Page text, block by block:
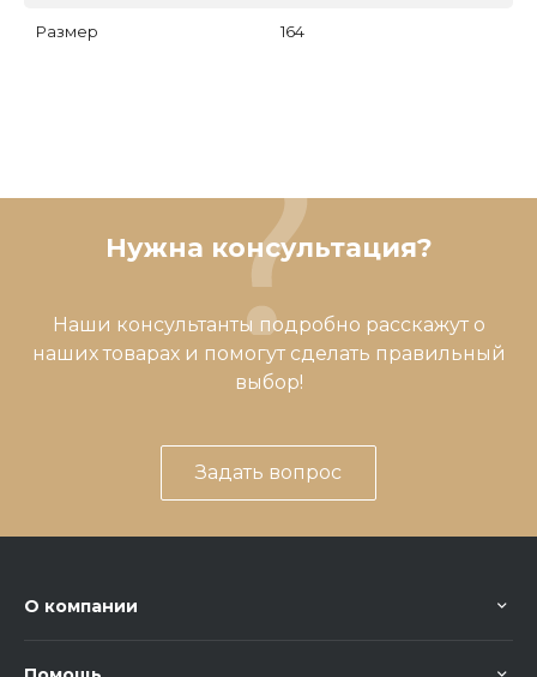
Размер 164
Нужна консультация?
Наши консультанты подробно расскажут о
наших товарах и помогут сделать правильный
выбор!
Задать вопрос
О компании